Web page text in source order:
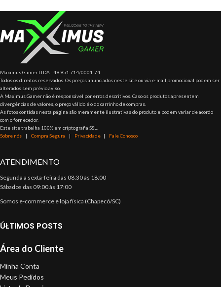
por seus
Maximus Gamer LTDA - 49.951.714/0001-74
Todos os direitos reservados. Os preços anunciados neste site ou via e-mail promocional podem ser
alterados sem prévio aviso.
A Maximus Gamer não é responsável por erros descritivos. Caso os produtos apresentem
divergências de valores, o preço válido é o do carrinho de compras.
As fotos contidas nesta página são meramente ilustrativas do produto e podem variar de acordo
com o fornecedor.
Este site trabalha 100% em criptografia SSL.
Sobre nós | Compra Segura | Privacidade | Fale Conosco
ATENDIMENTO
Segunda a sexta-feira das 08:30 às 18:00
Sábados das 09:00 às 17:00
Somos e-commerce e loja física (Chapecó/SC)
ÚLTIMOS POSTS
Área do Cliente
Minha Conta
Meus Pedidos